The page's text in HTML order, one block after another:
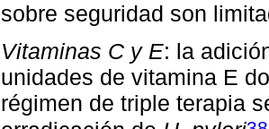
sobre seguridad son
Vitaminas C y E: la
unidades de vitamina E
régimen de triple terapia